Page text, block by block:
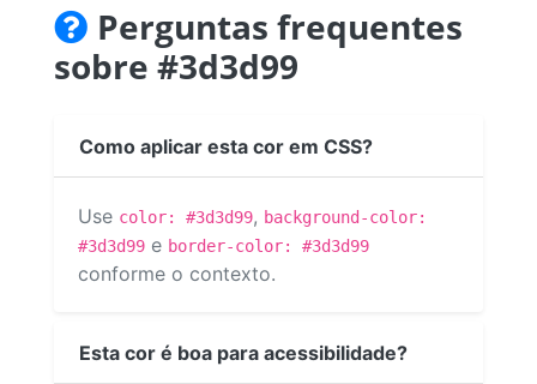
Perguntas frequentes
sobre #3d3d99
Como aplicar esta cor em CSS?
Use color: #3d3d99, background-color:
#3d3d99 e border-color: #3d3d99
conforme o contexto.
Esta cor é boa para acessibilidade?